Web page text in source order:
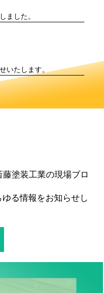
ました。
いたします。
塗装工業の現場ブロ
る情報をお知らせし